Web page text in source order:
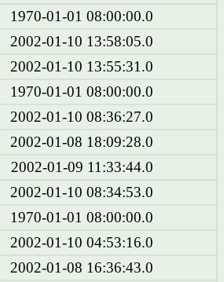
1970-01-01 08:00:00.0
2002-01-10 13:58:05.0
2002-01-10 13:55:31.0
1970-01-01 08:00:00.0
2002-01-10 08:36:27.0
2002-01-08 18:09:28.0
2002-01-09 11:33:44.0
2002-01-10 08:34:53.0
1970-01-01 08:00:00.0
2002-01-10 04:53:16.0
2002-01-08 16:36:43.0